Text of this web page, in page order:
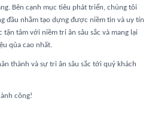
Bên cạnh mục tiêu phát triển, chúng tôi
đầu nhằm tạo dựng được niềm tin và uy tín
tâm với niềm tri ân sâu sắc và mang lại
qủa cao nhất.
thành và sự tri ân sâu sắc tới quý khách
công!